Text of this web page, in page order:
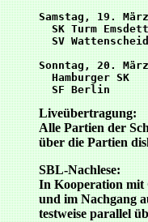
Samstag, 19.
SK Turm
SV
Sonntag, 20.
Hamburger SK
Liveübertragung:
Alle Partien der
über die Partien
SBL-Nachlese:
In Kooperation mit
und im Nachgang
testweise parallel